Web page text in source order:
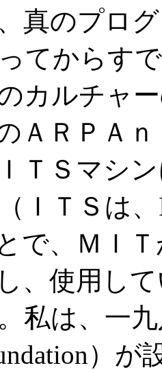
真のプロ
てからす
カルチャ
ＡＲＰＡ
ＴＳマシ
ＩＴＳは、
で、ＭＩ
、使用し
私は、一
）